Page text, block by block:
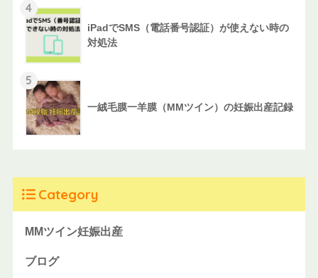
4
iPadでSMS（電話番号認証）が使えない時の
対処法
5
一絨毛膜一羊膜（MMツイン）の妊娠出産記録
Category
MMツイン妊娠出産
ブログ